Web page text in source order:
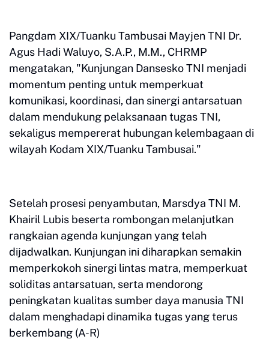
Pangdam XIX/Tuanku Tambusai Mayjen TNI Dr.
Agus Hadi Waluyo, S.A.P., M.M., CHRMP
mengatakan, "Kunjungan Dansesko TNI menjadi
momentum penting untuk memperkuat
komunikasi, koordinasi, dan sinergi antarsatuan
dalam mendukung pelaksanaan tugas TNI,
sekaligus mempererat hubungan kelembagaan di
wilayah Kodam XIX/Tuanku Tambusai."
Setelah prosesi penyambutan, Marsdya TNI M.
Khairil Lubis beserta rombongan melanjutkan
rangkaian agenda kunjungan yang telah
dijadwalkan. Kunjungan ini diharapkan semakin
memperkokoh sinergi lintas matra, memperkuat
soliditas antarsatuan, serta mendorong
peningkatan kualitas sumber daya manusia TNI
dalam menghadapi dinamika tugas yang terus
berkembang (A-R)